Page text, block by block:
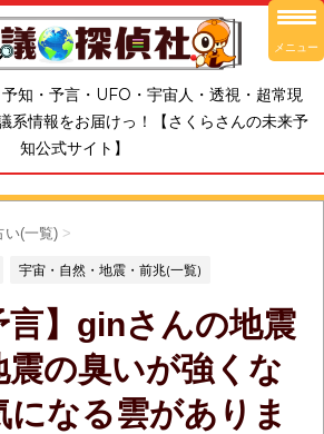
知・予言・UFO・宇宙人・透視・超常現
系情報をお届けっ！【さくらさんの未来予
知公式サイト】
い(一覧) >
宇宙・自然・地震・前兆(一覧)
言】ginさんの地震
震の臭いが強くな
になる雲がありま
メニュー